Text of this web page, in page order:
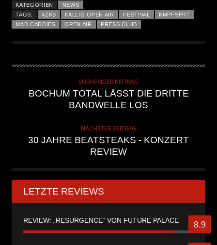
KATEGORIEN
NEWS
TAGS:
4ZKB FALLIG OPEN AIR FESTIVAL
KMPFSPRT
MAD CADDIES
OPEN AIR PRESS CLUB
VORHERIGER BEITRAG
BOCHUM TOTAL LÄSST DIE DRITTE
BANDWELLE LOS
NÄCHSTER BEITRAG
30 JAHRE BEATSTEAKS - KONZERT
REVIEW
LETZTE REVIEWS
REVIEW: „RESURGENCE“ VON FUTURE PALACE 8.9